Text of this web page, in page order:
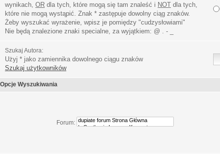
wynikach, OR dla tych, które mogą się tam znaleść i NOT dla tych,
które nie mogą wystąpić. Znak * zastępuje dowolny ciąg znaków.
Żeby wyszukać wyrażenie, wpisz je pomiędzy "cudzysłowiami"
Nie będą znalezione znaki specialne, za wyjątkiem: @ . - _
Szukaj Autora:
Użyj * jako zamiennika dowolnego ciągu znaków
Szukaj użytkowników
Opcje Wyszukiwania
Forum: